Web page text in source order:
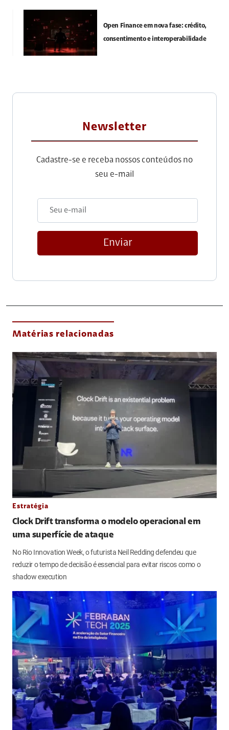
Open Finance em nova fase: crédito,
consentimento e interoperabilidade
Newsletter
Cadastre-se e receba nossos conteúdos no
seu e-mail
Enviar
Matérias relacionadas
Estratégia
Clock Drift transforma o modelo operacional em
uma superfície de ataque
No Rio Innovation Week, o futurista Neil Redding defendeu que
reduzir o tempo de decisão é essencial para evitar riscos como o
shadow execution